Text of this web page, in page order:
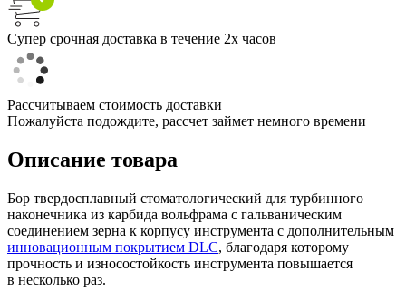
Супер срочная доставка в течение 2х часов
Рассчитываем стоимость доставки
Пожалуйста подождите, рассчет займет немного времени
Описание товара
Бор твердосплавный стоматологический для турбинного
наконечника из карбида вольфрама с гальваническим
соединением зерна к корпусу инструмента с дополнительным
инновационным покрытием DLC, благодаря которому
прочность и износостойкость инструмента повышается
в несколько раз.